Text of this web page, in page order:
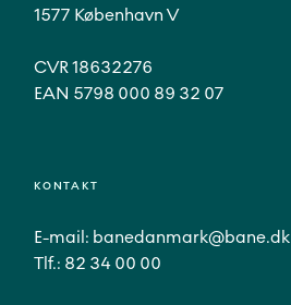
1577 København V
CVR 18632276
EAN 5798 000 89 32 07
KONTAKT
E-mail: banedanmark@bane.dk
Tlf.: 82 34 00 00